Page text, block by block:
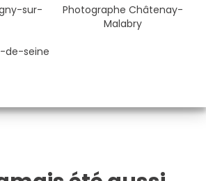
sur-
Photographe Châtenay-
Malabry
de-seine